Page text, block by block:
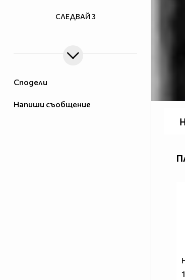
Сподели
Напиши съобщение
СЛЕДВАЙ 3